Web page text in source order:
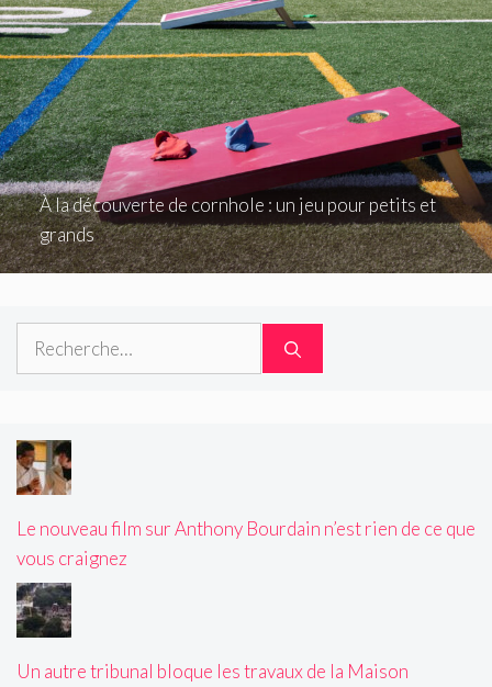
À la découverte de cornhole : un jeu pour petits et
grands
Rechercher :
Le nouveau film sur Anthony Bourdain n’est rien de ce que
vous craignez
Un autre tribunal bloque les travaux de la Maison